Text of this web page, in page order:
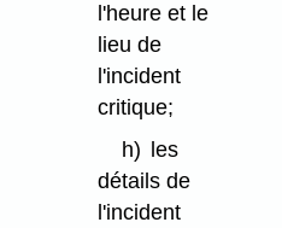
l'heure et le
lieu de
l'incident
critique;
h) les
détails de
l'incident